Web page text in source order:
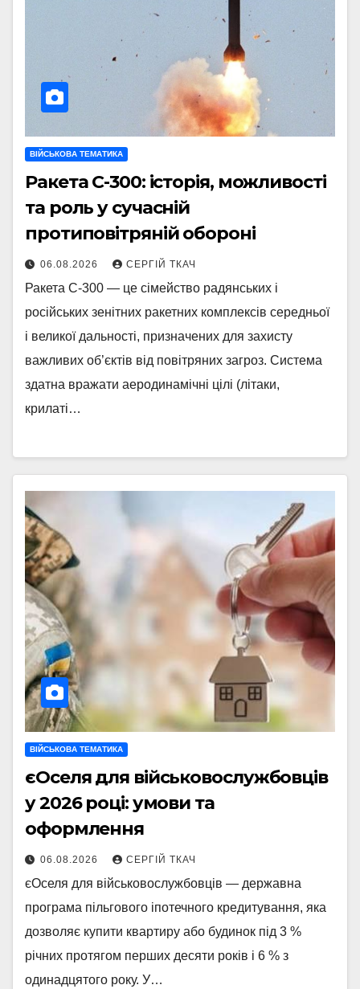
ВІЙСЬКОВА ТЕМАТИКА
Ракета С-300: історія, можливості
та роль у сучасній
протиповітряній обороні
06.08.2026 СЕРГІЙ ТКАЧ
Ракета С-300 — це сімейство радянських і
російських зенітних ракетних комплексів середньої
і великої дальності, призначених для захисту
важливих об’єктів від повітряних загроз. Система
здатна вражати аеродинамічні цілі (літаки,
крилаті…
ВІЙСЬКОВА ТЕМАТИКА
єОселя для військовослужбовців
у 2026 році: умови та
оформлення
06.08.2026 СЕРГІЙ ТКАЧ
єОселя для військовослужбовців — державна
програма пільгового іпотечного кредитування, яка
дозволяє купити квартиру або будинок під 3 %
річних протягом перших десяти років і 6 % з
одинадцятого року. У…